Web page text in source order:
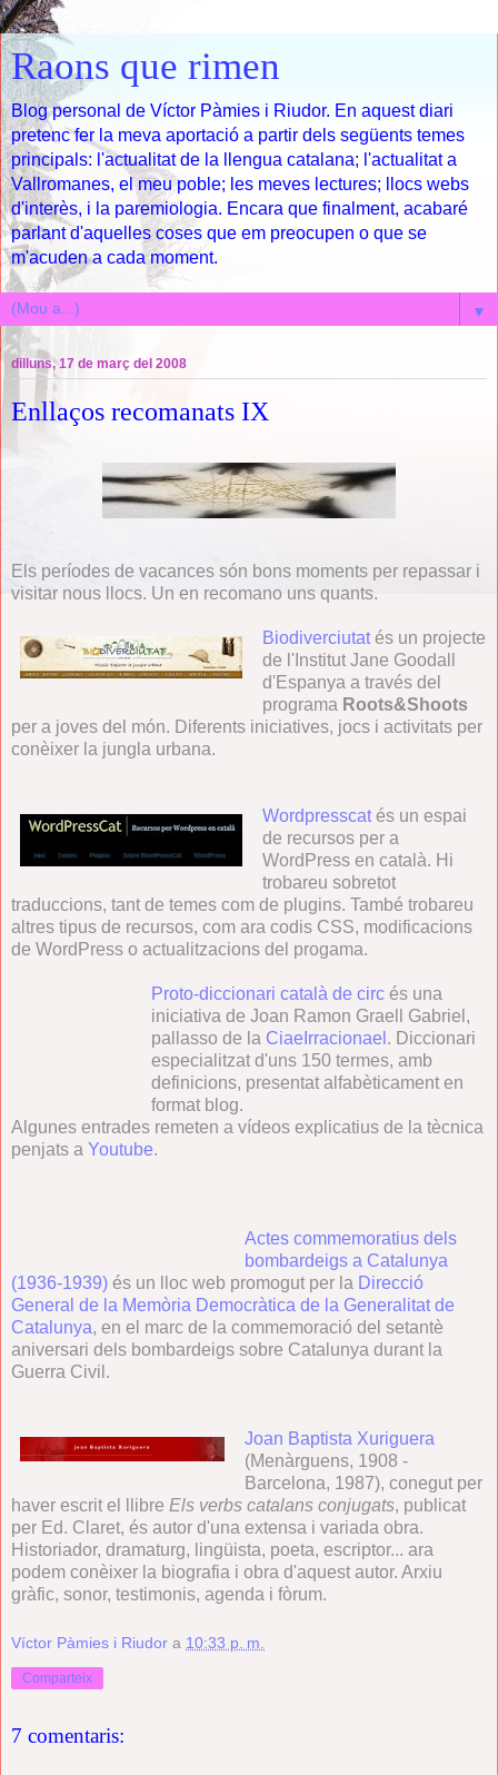
Raons que rimen
Blog personal de Víctor Pàmies i Riudor. En aquest diari
pretenc fer la meva aportació a partir dels següents temes
principals: l'actualitat de la llengua catalana; l'actualitat a
Vallromanes, el meu poble; les meves lectures; llocs webs
d'interès, i la paremiologia. Encara que finalment, acabaré
parlant d'aquelles coses que em preocupen o que se
m'acuden a cada moment.
▼
dilluns, 17 de març del 2008
Enllaços recomanats IX
Els períodes de vacances són bons moments per repassar i
visitar nous llocs. Un en recomano uns quants.
Biodiverciutat és un projecte
de l'Institut Jane Goodall
d'Espanya a través del
programa Roots&Shoots
per a joves del món. Diferents iniciatives, jocs i activitats per
conèixer la jungla urbana.
Wordpresscatés un espai
de recursos per a
WordPress en català. Hi
trobareu sobretot
traduccions, tant de temes com de plugins. També trobareu
altres tipus de recursos, com ara codis CSS, modificacions
de WordPress o actualitzacions del progama.
Proto-diccionari català de circ és una
iniciativa de Joan Ramon Graell Gabriel,
pallasso de la CiaeIrracionael . Diccionari
especialitzat d'uns 150 termes, amb
definicions, presentat alfabèticament en
format blog.
Algunes entrades remeten a vídeos explicatius de la tècnica
penjats a Youtube.
Actes commemoratius dels
bombardeigs a Catalunya
(1936-1939) és un lloc web promogut per la Direcció
General de la Memòria Democràtica de la Generalitat de
Catalunya, en el marc de la commemoració del setantè
aniversari dels bombardeigs sobre Catalunya durant la
Guerra Civil.
Joan Baptista Xuriguera
(Menàrguens, 1908 -
Barcelona, 1987), conegut per
haver escrit el llibre Els verbs catalans conjugats, publicat
per Ed. Claret, és autor d'una extensa i variada obra.
Historiador, dramaturg, lingüista, poeta, escriptor... ara
podem conèixer la biografia i obra d'aquest autor. Arxiu
gràfic, sonor, testimonis, agenda i fòrum.
Víctor Pàmies i Riudor a 10:33 p. m.
Comparteix
7 comentaris: